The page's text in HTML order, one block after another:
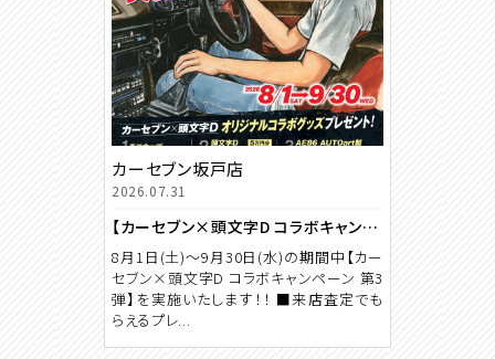
カーセブン坂戸店
2026.07.31
【カーセブン×頭文字D コラボキャンペーン 第3弾】
8月1日(土)～9月30日(水)の期間中【カー
セブン×頭文字D コラボキャンペーン 第3
弾】を実施いたします！！ ■来店査定でも
らえるプレ...